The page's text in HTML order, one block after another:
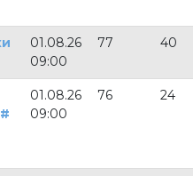
01.08.26
09:00
77 40
01.08.26
09:00
76 24